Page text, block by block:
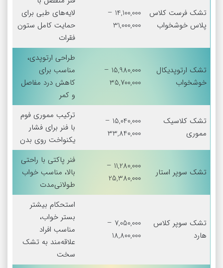
تشک فرست کلاس
پلاس خوشخواب
14,100,000 –
31,000,000
لایه‌های طبی برای
حمایت کامل ستون
فقرات
تشک ارتوپدیکال
خوشخواب
15,980,000 –
35,700,000
طراحی ارتوپدی،
مناسب برای
کاهش درد مفاصل
و کمر
تشک کلاسیک
مموری
15,040,000 –
33,840,000
ترکیب مموری فوم
با فنر برای فشار
یکنواخت روی بدن
تشک سوپر استار
11,280,000 –
25,380,000
فنر پاکتی با راحتی
بالا، مناسب خواب
طولانی‌مدت
تشک سوپر کلاس
هارد
7,050,000 –
18,800,000
استحکام بیشتر
بستر خواب،
مناسب افراد
علاقه‌مند به تشک
سخت